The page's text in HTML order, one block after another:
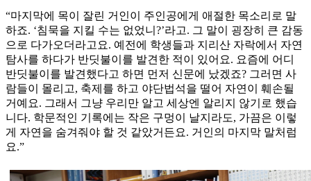
“마지막에 목이 잘린 거인이 주인공에게 애절한 목소리로 말
하죠. ‘침묵을 지킬 수는 없었니?’라고. 그 말이 굉장히 큰 감동
으로 다가오더라고요. 예전에 학생들과 지리산 자락에서 자연
탐사를 하다가 반딧불이를 발견한 적이 있어요. 요즘에 어디
반딧불이를 발견했다고 하면 먼저 신문에 났겠죠? 그러면 사
람들이 몰리고, 축제를 하고 야단법석을 떨어 자연이 훼손될
거예요. 그래서 그냥 우리만 알고 세상엔 알리지 않기로 했습
니다. 학문적인 기록에는 작은 구멍이 날지라도, 가끔은 이렇
게 자연을 숨겨줘야 할 것 같았거든요. 거인의 마지막 말처럼
요.”